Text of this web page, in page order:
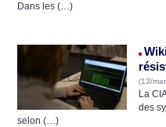
Dans les (…)
(13/
La
des
selon (…)